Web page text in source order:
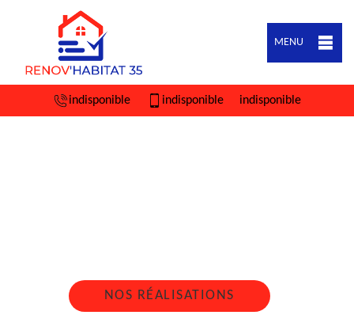
MENU
indisponible indisponible indisponible
NOS RÉALISATIONS